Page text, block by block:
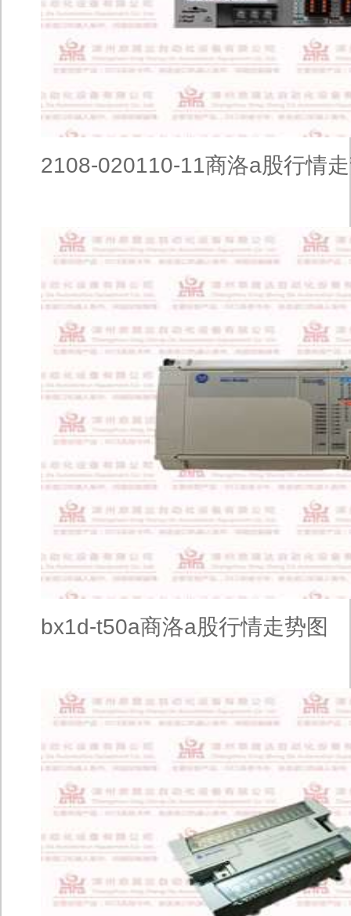
2108-020110-11商洛a股行情
bx1d-t50a商洛a股行情走势图